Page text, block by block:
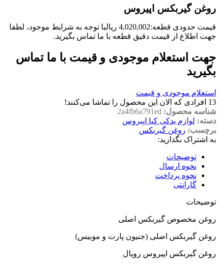
روغن گیربکس اپیروس
قیمت حدودی قطعه:4,020,002 ریالبا توجه به شرایط موجود، لطفا
جهت اطلاع از قیمت دقیق قطعه با ما تماس بگیرید.
جهت استعلام موجودی و قیمت با ما تماس
بگیرید
استعلام موجودی و قیمت
13 افرادی که الان این محصول را تماشا می‌کنند!
شناسه محصول: 2a4fb6a791ed
دسته: لوازم یدکی کیا اپیروس
برچسب: روغن گیربکس
به اشتراک بگذارید:
توضیحات
نحوه ارسال
نحوه پرداخت
گارانتی
توضیحات
روغن مخصوص گیربکس اصلی
روغن گیربکس اصلی (جنیون پارت و موبیس)
روغن گیربکس اپیروس رویال